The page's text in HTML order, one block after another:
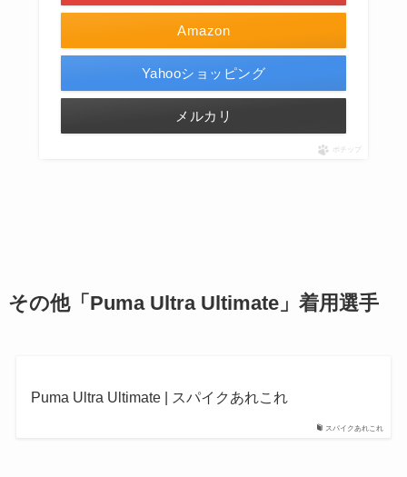
Amazon
Yahooショッピング
メルカリ
ポチップ
その他「Puma Ultra Ultimate」着用選手
スパイクあれこれ
Puma Ultra Ultimate | スパイクあれこれ